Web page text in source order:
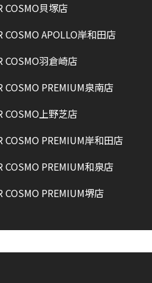
COSMO貝塚店
COSMO APOLLO岸和田店
COSMO羽倉崎店
COSMO PREMIUM泉南店
COSMO上野芝店
COSMO PREMIUM岸和田店
COSMO PREMIUM和泉店
COSMO PREMIUM堺店